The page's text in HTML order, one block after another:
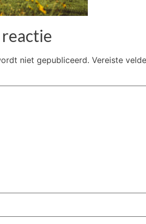
niet gepubliceerd. Vereiste